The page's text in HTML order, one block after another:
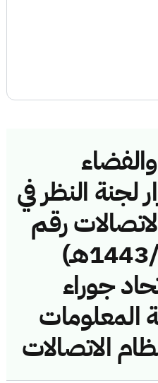
لجنة النظر في
رقم
(4374192/ق/1443هـ)
جوراء
المعلومات
الاتصالات